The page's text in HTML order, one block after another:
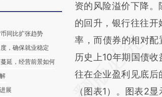
同比扩张趋势
，确保就业稳定
延，经营前景如何
展
资的风险溢价下降
的回升，银行往往开
率，而债券的相对
历史上10年期国债
往在企业盈利见底
（图表1）。图表2